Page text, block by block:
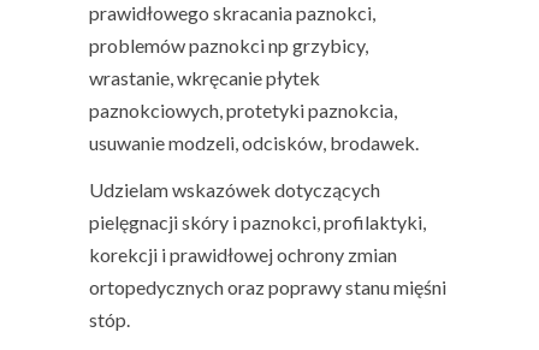
prawidłowego skracania paznokci,
problemów paznokci np grzybicy,
wrastanie, wkręcanie płytek
paznokciowych, protetyki paznokcia,
usuwanie modzeli, odcisków, brodawek.
Udzielam wskazówek dotyczących
pielęgnacji skóry i paznokci, profilaktyki,
korekcji i prawidłowej ochrony zmian
ortopedycznych oraz poprawy stanu mięśni
stóp.